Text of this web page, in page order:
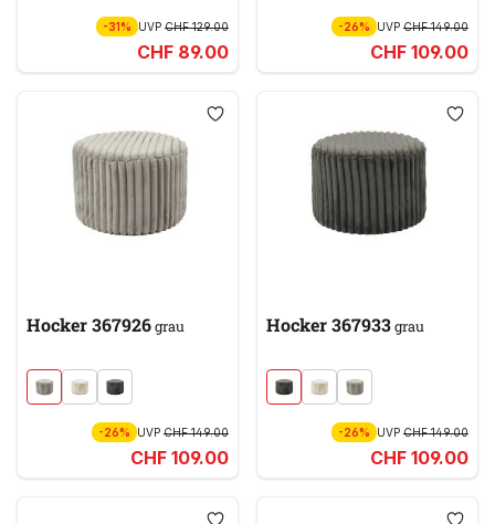
-31% UVP CHF 129.00
CHF 89.00
-26% UVPCHF 149.00
CHF 109.00
Hocker 367926grau
-26% UVP CHF 149.00
CHF 109.00
Hocker 367933grau
-26% UVPCHF 149.00
CHF 109.00